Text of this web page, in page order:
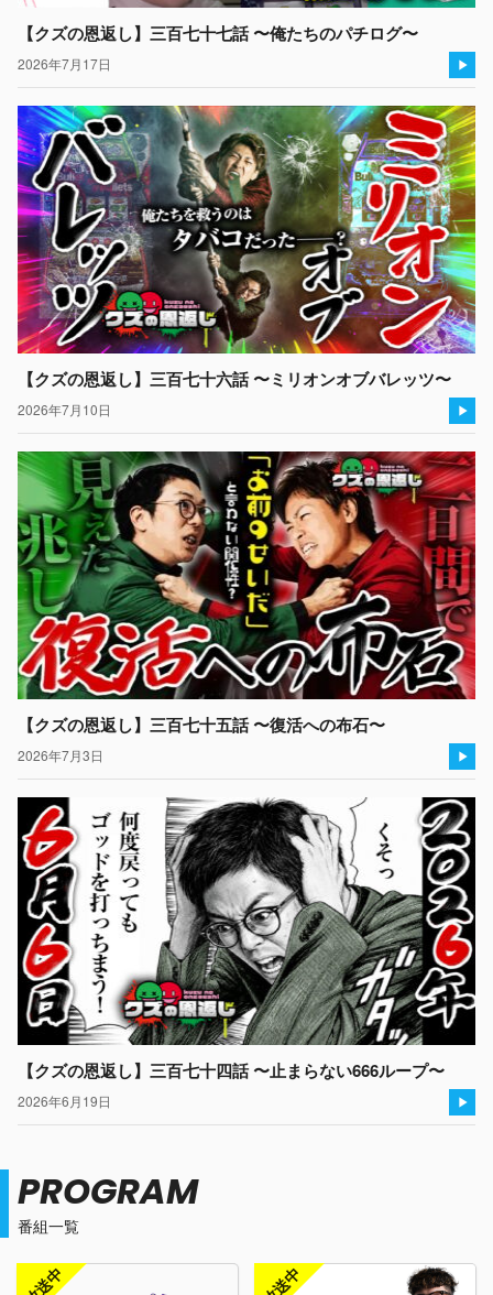
【クズの恩返し】三百七十七話 〜俺たちのパチログ〜
2026年7月17日
【クズの恩返し】三百七十六話 〜ミリオンオブバレッツ〜
2026年7月10日
【クズの恩返し】三百七十五話 〜復活への布石〜
2026年7月3日
【クズの恩返し】三百七十四話 〜止まらない666ループ〜
2026年6月19日
番組一覧
PROGRAM